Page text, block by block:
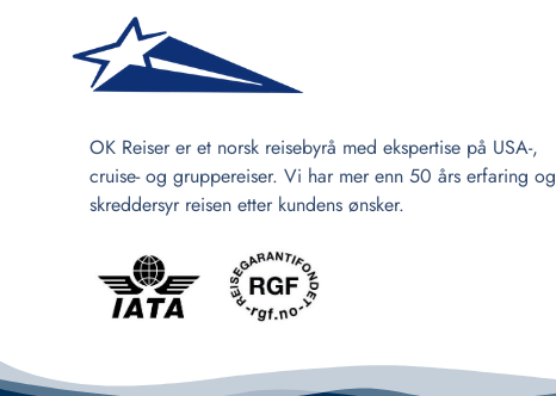
OK Reiser er et norsk reisebyrå med ekspertise på USA-,
cruise- og gruppereiser. Vi har mer enn 50 års erfaring og
skreddersyr reisen etter kundens ønsker.